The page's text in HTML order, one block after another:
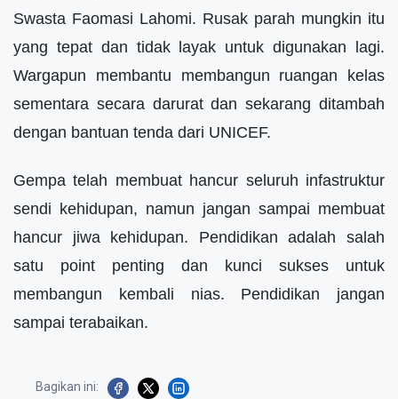
Swasta Faomasi Lahomi. Rusak parah mungkin itu
yang tepat dan tidak layak untuk digunakan lagi.
Wargapun membantu membangun ruangan kelas
sementara secara darurat dan sekarang ditambah
dengan bantuan tenda dari UNICEF.
Gempa telah membuat hancur seluruh infastruktur
sendi kehidupan, namun jangan sampai membuat
hancur jiwa kehidupan. Pendidikan adalah salah
satu point penting dan kunci sukses untuk
membangun kembali nias. Pendidikan jangan
sampai terabaikan.
Bagikan ini: